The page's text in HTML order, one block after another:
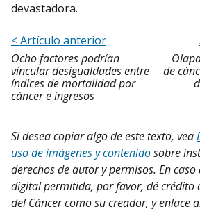
devastadora.
< Artículo anterior
Ocho factores podrían
vincular desigualdades entre
índices de mortalidad por
cáncer e ingresos
de
Si desea copiar algo de este texto, vea
uso de imágenes y contenidosobre
derechos de autor y permisos. En
digital permitida, por favor, dé crédito
del Cáncer como su creador, y enlace